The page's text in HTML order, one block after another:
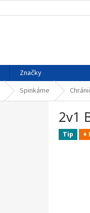
Značky
Spinkáme
2v1
Tip +